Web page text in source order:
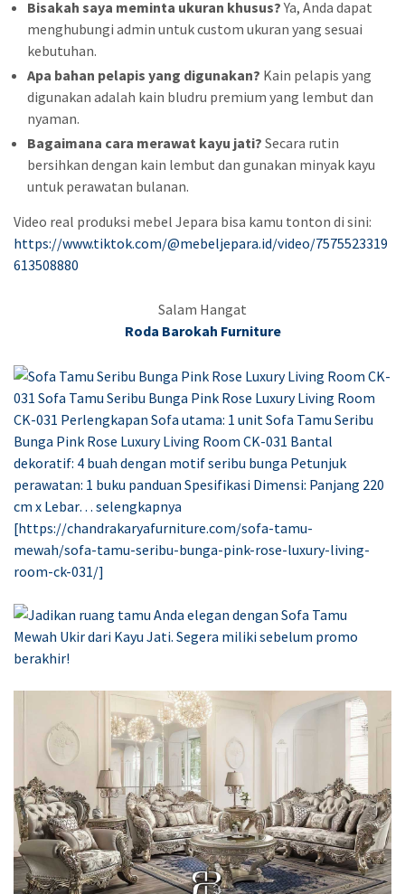
Bisakah saya meminta ukuran khusus?Ya, Anda dapat
menghubungi admin untuk custom ukuran yang sesuai
kebutuhan.
Apa bahan pelapis yang digunakan? Kain pelapis yang
digunakan adalah kain bludru premium yang lembut dan
nyaman.
Bagaimana cara merawat kayu jati? Secara rutin
bersihkan dengan kain lembut dan gunakan minyak kayu
untuk perawatan bulanan.
Video real produksi mebel Jepara bisa kamu tonton di sini:
https://www.tiktok.com/@mebeljepara.id/video/7575523319
613508880
Salam Hangat
Roda Barokah Furniture